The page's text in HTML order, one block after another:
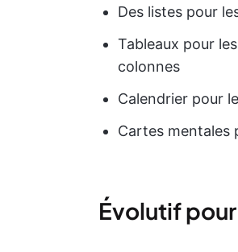
Des listes pour
Tableaux pour
colonnes
Calendrier pour
Cartes mentales
Évolutif